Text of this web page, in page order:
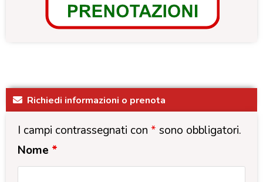
Richiedi informazioni o prenota
I campi contrassegnati con* sono obbligatori.
Nome *